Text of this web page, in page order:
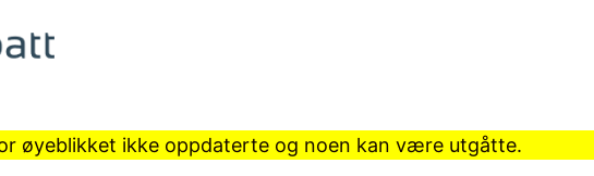
øyeblikket ikke oppdaterte og noen kan være utgåtte.